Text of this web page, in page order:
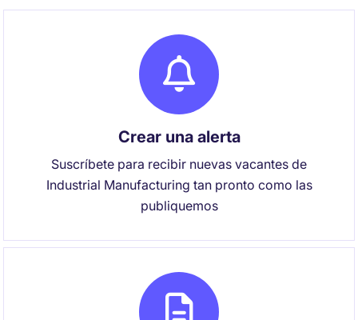
Crear una alerta
Suscríbete para recibir nuevas vacantes de
Industrial Manufacturing tan pronto como las
publiquemos